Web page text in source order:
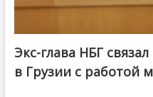
Экс-глава НБГ
в Грузии с работой